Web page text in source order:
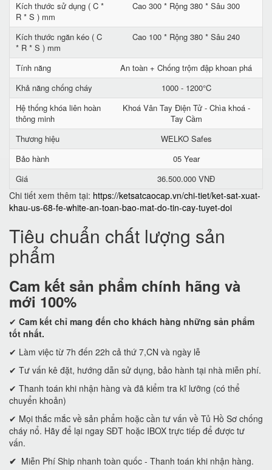
Kích thước sử dụng ( C *
R * S ) mm
Cao 300 * Rộng 380 * Sâu 300
Kích thước ngăn kéo ( C
* R * S ) mm
Cao 100 * Rộng 380 * Sâu 240
Tính năng
An toàn + Chống trộm đập khoan phá
Khả năng chống cháy
1000 - 1200°C
Hệ thống khóa liên hoàn
thông minh
Khoá Vân Tay Điện Tử - Chìa khoá -
Tay Cầm
Thương hiệu
WELKO Safes
Bảo hành
05 Year
Giá
36.500.000 VNĐ
Chi tiết xem thêm tại: https://ketsatcaocap.vn/chi-tiet/ket-sat-xuat-
khau-us-68-fe-white-an-toan-bao-mat-do-tin-cay-tuyet-doi
Tiêu chuẩn chất lượng sản
phẩm
Cam kết sản phẩm chính hãng và
mới 100%
✔ Cam kết chỉ mang đến cho khách hàng những sản phẩm
tốt nhất.
✔ Làm việc từ 7h đến 22h cả thứ 7,CN và ngày lễ
✔ Tư vấn kê đặt, hướng dẫn sử dụng, bảo hành tại nhà miễn phí.
✔ Thanh toán khi nhận hàng và đã kiểm tra kĩ lưỡng (có thể
chuyển khoản)
✔ Mọi thắc mắc về sản phẩm hoặc cần tư vấn về Tủ Hồ Sơ chống
cháy nổ. Hãy để lại ngay SĐT hoặc IBOX trực tiếp để được tư
vấn.
✔ Miễn Phí Ship nhanh toàn quốc - Thanh toán khi nhận hàng.